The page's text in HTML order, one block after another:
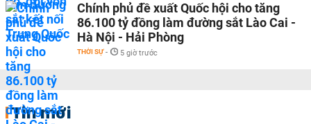
Chính phủ đề xuất Quốc hội cho tăng
86.100 tỷ đồng làm đường sắt Lào Cai -
Hà Nội - Hải Phòng
THỜI SỰ - 5 giờ trước
Tin mới